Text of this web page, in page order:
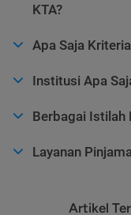
KTA?
Apa Saja
Institusi Apa
Berbagai Istilah
Layanan
Artikel